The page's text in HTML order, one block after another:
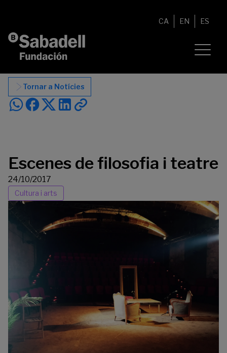
CA EN ES
Tornar a Notícies
Escenes de filosofia i teatre
24/10/2017
Cultura i arts